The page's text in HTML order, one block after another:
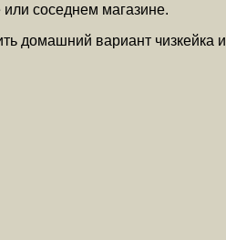
соседнем магазине.
домашний вариант